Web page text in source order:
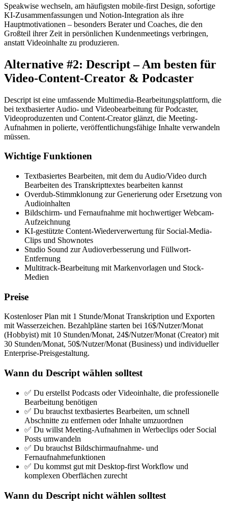
Speakwise wechseln, am häufigsten mobile-first Design, sofortige
KI-Zusammenfassungen und Notion-Integration als ihre
Hauptmotivationen – besonders Berater und Coaches, die den
Großteil ihrer Zeit in persönlichen Kundenmeetings verbringen,
anstatt Videoinhalte zu produzieren.
Alternative #2: Descript – Am besten für
Video-Content-Creator & Podcaster
Descript ist eine umfassende Multimedia-Bearbeitungsplattform, die
bei textbasierter Audio- und Videobearbeitung für Podcaster,
Videoproduzenten und Content-Creator glänzt, die Meeting-
Aufnahmen in polierte, veröffentlichungsfähige Inhalte verwandeln
müssen.
Wichtige Funktionen
Textbasiertes Bearbeiten, mit dem du Audio/Video durch
Bearbeiten des Transkripttextes bearbeiten kannst
Overdub-Stimmklonung zur Generierung oder Ersetzung von
Audioinhalten
Bildschirm- und Fernaufnahme mit hochwertiger Webcam-
Aufzeichnung
KI-gestützte Content-Wiederverwertung für Social-Media-
Clips und Shownotes
Studio Sound zur Audioverbesserung und Füllwort-
Entfernung
Multitrack-Bearbeitung mit Markenvorlagen und Stock-
Medien
Preise
Kostenloser Plan mit 1 Stunde/Monat Transkription und Exporten
mit Wasserzeichen. Bezahlpläne starten bei 16$/Nutzer/Monat
(Hobbyist) mit 10 Stunden/Monat, 24$/Nutzer/Monat (Creator) mit
30 Stunden/Monat, 50$/Nutzer/Monat (Business) und individueller
Enterprise-Preisgestaltung.
Wann du Descript wählen solltest
✅ Du erstellst Podcasts oder Videoinhalte, die professionelle
Bearbeitung benötigen
✅ Du brauchst textbasiertes Bearbeiten, um schnell
Abschnitte zu entfernen oder Inhalte umzuordnen
✅ Du willst Meeting-Aufnahmen in Werbeclips oder Social
Posts umwandeln
✅ Du brauchst Bildschirmaufnahme- und
Fernaufnahmefunktionen
✅ Du kommst gut mit Desktop-first Workflow und
komplexen Oberflächen zurecht
Wann du Descript nicht wählen solltest